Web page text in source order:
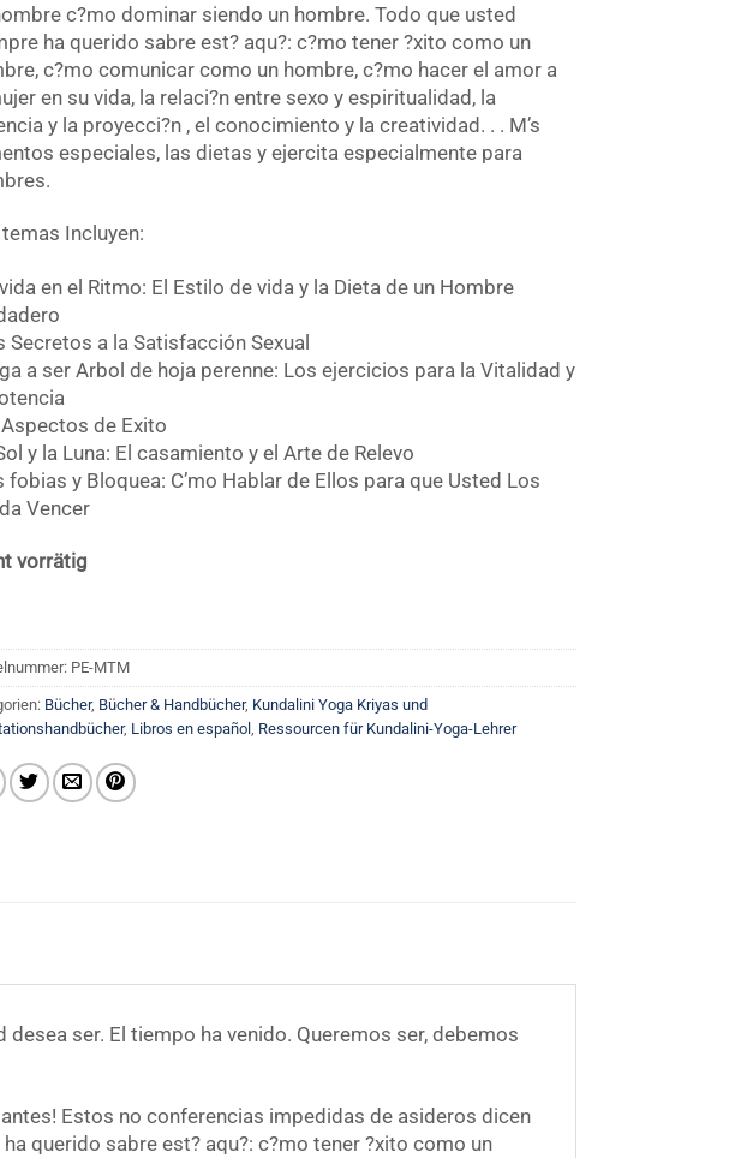
c?mo dominar siendo un hombre. Todo que usted
ha querido sabre est? aqu?: c?mo tener ?xito como un
c?mo comunicar como un hombre, c?mo hacer el amor a
en su vida, la relaci?n entre sexo y espiritualidad, la
y la proyecci?n , el conocimiento y la creatividad. . . M’s
especiales, las dietas y ejercita especialmente para
temas Incluyen:
en el Ritmo: El Estilo de vida y la Dieta de un Hombre
Secretos a la Satisfacción Sexual
a ser Arbol de hoja perenne: Los ejercicios para la Vitalidad y
de Exito
y la Luna: El casamiento y el Arte de Relevo
fobias y Bloquea: C’mo Hablar de Ellos para que Usted Los
Vencer
vorrätig
PE-MTM
Bücher, Bücher & Handbücher, Kundalini Yoga Kriyas und
, Libros en español , Ressourcen für Kundalini-Yoga-Lehrer
ser. El tiempo ha venido. Queremos ser, debemos
Estos no conferencias impedidas de asideros dicen
querido sabre est? aqu?: c?mo tener ?xito como un